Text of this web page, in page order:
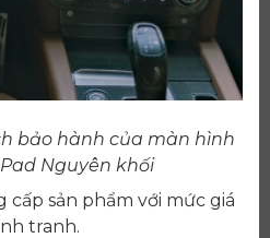
bảo hành của màn hình
Nguyên khối
cấp sản phẩm với mức giá
tranh.